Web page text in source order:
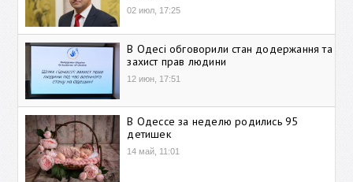
02 июл, 17:25
В Одесі обговорили стан додержання та
захист прав людини
12 июн, 17:51
В Одессе за неделю родились 95
детишек
14 май, 11:01